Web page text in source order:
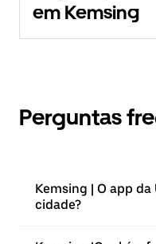
em Kemsing
Perguntas
Kemsing | O app
cidade?